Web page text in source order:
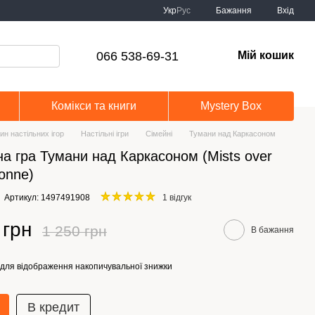
УкрРус Бажання Вхід
066 538-69-31 Мій кошик
Комікси та книги Mystery Box
настільних ігор Настільні ігри Сімейні Тумани над Каркасоном
гра Тумани над Каркасоном (Mists over
Артикул: 1497491908 1 відгук
1 250 грн В бажання
для відображення накопичувальної знижки
В кредит